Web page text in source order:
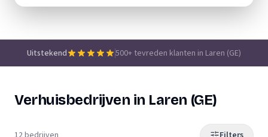
Uitstekend 500+ tevreden klanten in Laren (GE)
Verhuisbedrijven in Laren (GE)